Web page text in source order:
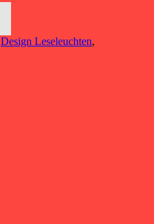
Design Leseleuchten,